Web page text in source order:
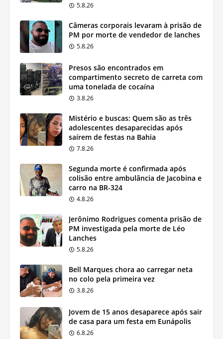
5.8.26
Câmeras corporais levaram à prisão de
PM por morte de vendedor de lanches
5.8.26
Presos são encontrados em
compartimento secreto de carreta com
uma tonelada de cocaína
3.8.26
Mistério e buscas: Quem são as três
adolescentes desaparecidas após
saírem de festas na Bahia
7.8.26
Segunda morte é confirmada após
colisão entre ambulância de Jacobina e
carro na BR-324
4.8.26
Jerônimo Rodrigues comenta prisão de
PM investigada pela morte de Léo
Lanches
5.8.26
Bell Marques chora ao carregar neta
no colo pela primeira vez
3.8.26
Jovem de 15 anos desaparece após sair
de casa para um festa em Eunápolis
6.8.26